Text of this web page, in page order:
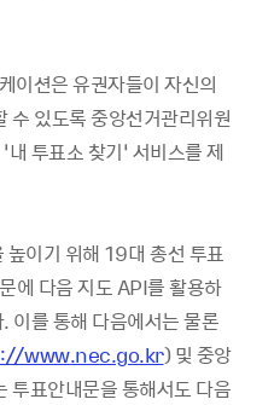
션은 유권자들이 자신의
수 있도록 중앙선거관리위원
투표소 찾기’ 서비스를 제
높이기 위해 19대 총선 투표
에 다음 지도 API를 활용하
이를 통해 다음에서는 물론
www.nec.go.kr) 및 중앙
투표안내문을 통해서도 다음